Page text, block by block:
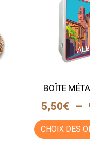
BOÎTE
5,50€ –
CHOIX DES